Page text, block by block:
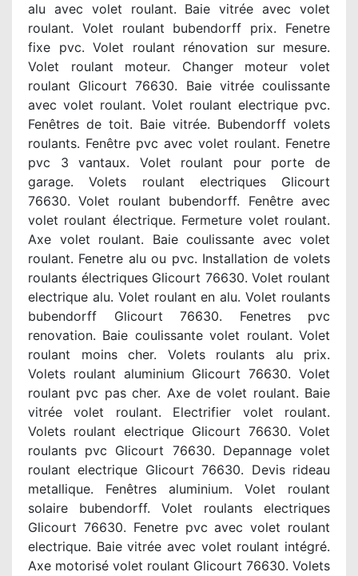
alu avec volet roulant. Baie vitrée avec volet
roulant. Volet roulant bubendorff prix. Fenetre
fixe pvc. Volet roulant rénovation sur mesure.
Volet roulant moteur. Changer moteur volet
roulant Glicourt 76630. Baie vitrée coulissante
avec volet roulant. Volet roulant electrique pvc.
Fenêtres de toit. Baie vitrée. Bubendorff volets
roulants. Fenêtre pvc avec volet roulant. Fenetre
pvc 3 vantaux. Volet roulant pour porte de
garage. Volets roulant electriques Glicourt
76630. Volet roulant bubendorff. Fenêtre avec
volet roulant électrique. Fermeture volet roulant.
Axe volet roulant. Baie coulissante avec volet
roulant. Fenetre alu ou pvc. Installation de volets
roulants électriques Glicourt 76630. Volet roulant
electrique alu. Volet roulant en alu. Volet roulants
bubendorff Glicourt 76630. Fenetres pvc
renovation. Baie coulissante volet roulant. Volet
roulant moins cher. Volets roulants alu prix.
Volets roulant aluminium Glicourt 76630. Volet
roulant pvc pas cher. Axe de volet roulant. Baie
vitrée volet roulant. Electrifier volet roulant.
Volets roulant electrique Glicourt 76630. Volet
roulants pvc Glicourt 76630. Depannage volet
roulant electrique Glicourt 76630. Devis rideau
metallique. Fenêtres aluminium. Volet roulant
solaire bubendorff. Volet roulants electriques
Glicourt 76630. Fenetre pvc avec volet roulant
electrique. Baie vitrée avec volet roulant intégré.
Axe motorisé volet roulant Glicourt 76630. Volets